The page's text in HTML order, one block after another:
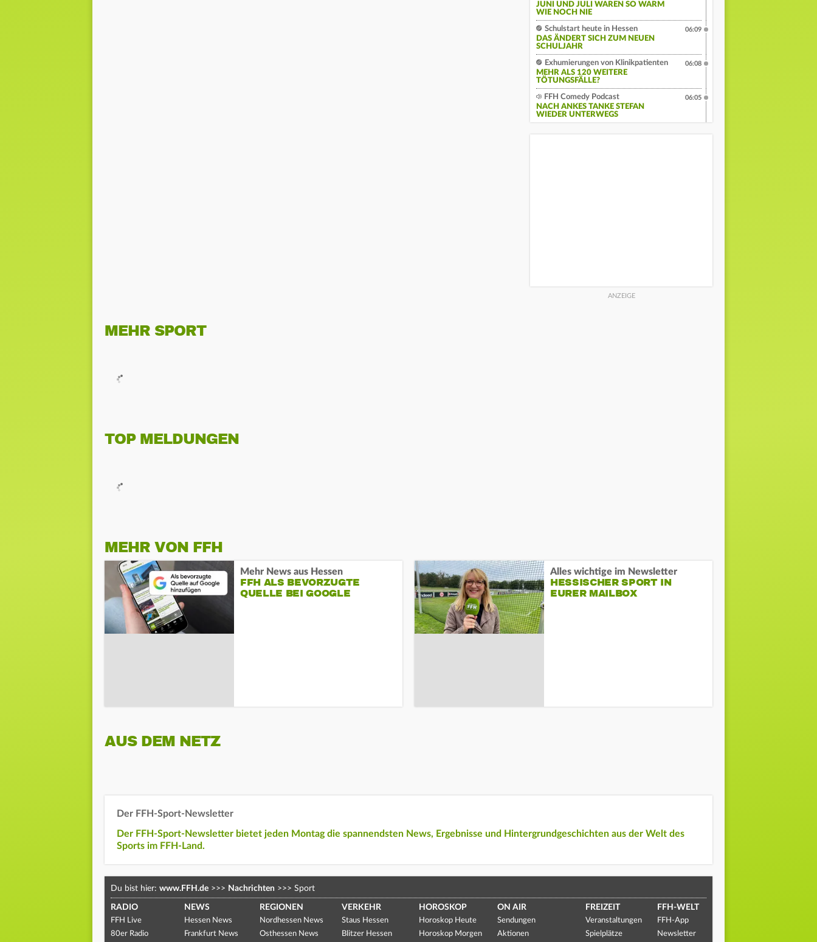
JUNI UND JULI WAREN SO WARM
WIE NOCH NIE
Schulstart heute in Hessen
DAS ÄNDERT SICH ZUM NEUEN
SCHULJAHR
06:09
Exhumierungen von Klinikpatienten
MEHR ALS 120 WEITERE
TÖTUNGSFÄLLE?
06:08
FFH Comedy Podcast
NACH ANKES TANKE STEFAN
WIEDER UNTERWEGS
06:05
MEHR SPORT
TOP MELDUNGEN
MEHR VON FFH
Mehr News aus Hessen
FFH ALS BEVORZUGTE
QUELLE BEI GOOGLE
Alles wichtige im Newsletter
HESSISCHER SPORT IN
EURER MAILBOX
AUS DEM NETZ
Der FFH-Sport-Newsletter
Der FFH-Sport-Newsletter bietet jeden Montag die spannendsten News, Ergebnisse und Hintergrundgeschichten aus der Welt des
Sports im FFH-Land.
Du bist hier: www.FFH.de >>> Nachrichten >>> Sport
RADIO
FFH Live
80er Radio
NEWS
Hessen News
Frankfurt News
REGIONEN
Nordhessen News
Osthessen News
VERKEHR
Staus Hessen
Blitzer Hessen
HOROSKOP
Horoskop Heute
Horoskop Morgen
ON AIR
Sendungen
Aktionen
FREIZEIT
Veranstaltungen
Spielplätze
FFH-WELT
FFH-App
Newsletter